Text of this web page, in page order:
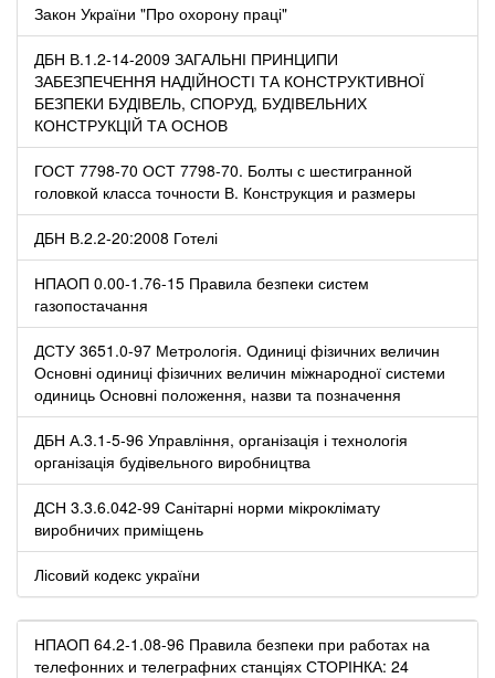
Закон України "Про охорону праці"
ДБН В.1.2-14-2009 ЗАГАЛЬНІ ПРИНЦИПИ
ЗАБЕЗПЕЧЕННЯ НАДІЙНОСТІ ТА КОНСТРУКТИВНОЇ
БЕЗПЕКИ БУДІВЕЛЬ, СПОРУД, БУДІВЕЛЬНИХ
КОНСТРУКЦІЙ ТА ОСНОВ
ГОСТ 7798-70 ОСТ 7798-70. Болты с шестигранной
головкой класса точности В. Конструкция и размеры
ДБН В.2.2-20:2008 Готелі
НПАОП 0.00-1.76-15 Правила безпеки систем
газопостачання
ДСТУ 3651.0-97 Метрологія. Одиниці фізичних величин
Основні одиниці фізичних величин міжнародної системи
одиниць Основні положення, назви та позначення
ДБН А.3.1-5-96 Управління, організація і технологія
організація будівельного виробництва
ДСН 3.3.6.042-99 Санітарні норми мікроклімату
виробничих приміщень
Лісовий кодекс україни
НПАОП 64.2-1.08-96 Правила безпеки при работах на
телефонних и телеграфних станціях СТОРІНКА: 24